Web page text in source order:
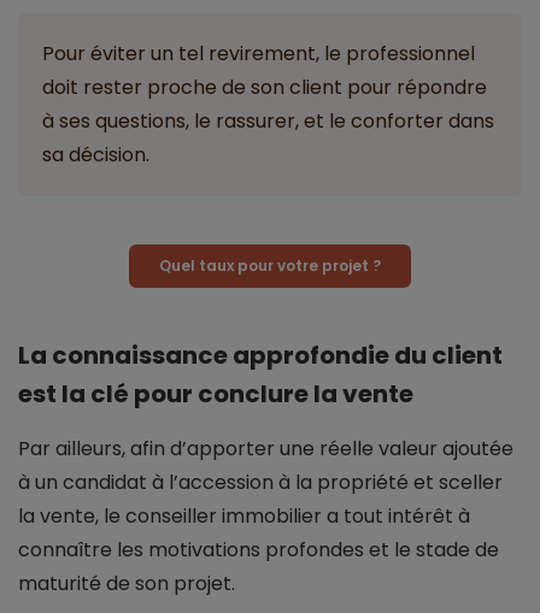
Pour éviter un tel revirement, le professionnel
doit rester proche de son client pour répondre
à ses questions, le rassurer, et le conforter dans
sa décision.
Quel taux pour votre projet ?
La connaissance approfondie du client
est la clé pour conclure la vente
Par ailleurs, afin d’apporter une réelle valeur ajoutée
à un candidat à l’accession à la propriété et sceller
la vente, le conseiller immobilier a tout intérêt à
connaître les motivations profondes et le stade de
maturité de son projet.